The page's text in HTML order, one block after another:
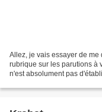
Allez, je vais essayer de
rubrique sur les parutions à
n'est absolument pas